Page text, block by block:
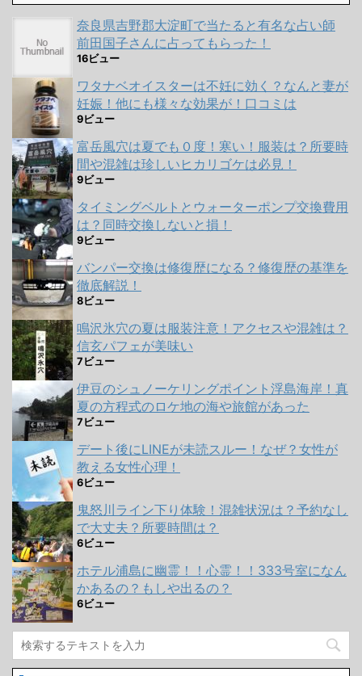
奈良県吉野郡大淀町で当たると有名な占い師
前田国子さんに占ってもらった！
16ビュー
ワタナベオイスターは不妊に効く？なんと妻が
妊娠！他にも様々な効果が！口コミは
9ビュー
富岳風穴は夏でも０度！寒い！服装は？所要時
間や混雑は珍しいヒカリゴケは必見！
9ビュー
タイミングベルトとウォーターポンプ交換費用
は？同時交換しないと損！
9ビュー
バンパー交換は修復歴になる？修復歴の基準を
徹底解説！
8ビュー
鳴沢氷穴の夏は服装注意！アクセスや混雑は？
信玄パフェが美味い
7ビュー
伊豆のシュノーケリングポイント浮島海岸！真
夏の方程式のロケ地の海や旅館があった
7ビュー
デート後にLINEが未読スルー！なぜ？女性が
教える女性心理！
6ビュー
鬼怒川ライン下り体験！混雑状況は？予約なし
で大丈夫？所要時間は？
6ビュー
ホテル浦島に幽霊！！心霊！！333号室になん
かあるの？もしや出るの？
6ビュー